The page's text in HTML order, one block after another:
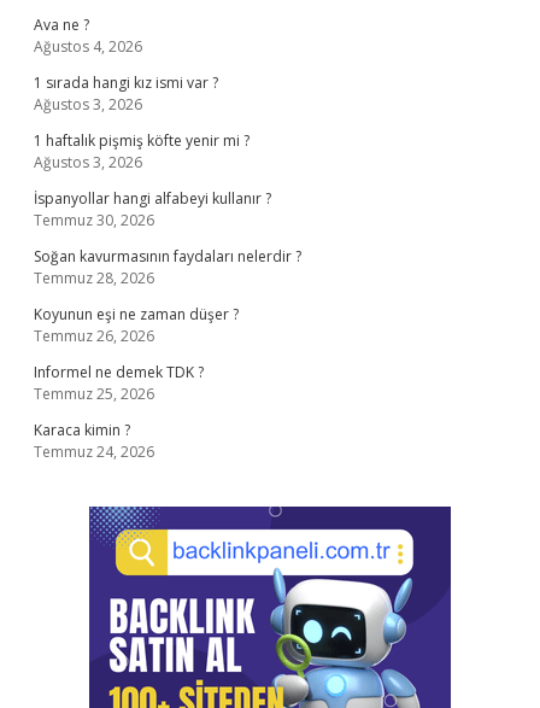
Ava ne ?
Ağustos 4, 2026
1 sırada hangi kız ismi var ?
Ağustos 3, 2026
1 haftalık pişmiş köfte yenir mi ?
Ağustos 3, 2026
İspanyollar hangi alfabeyi kullanır ?
Temmuz 30, 2026
Soğan kavurmasının faydaları nelerdir ?
Temmuz 28, 2026
Koyunun eşi ne zaman düşer ?
Temmuz 26, 2026
Informel ne demek TDK ?
Temmuz 25, 2026
Karaca kimin ?
Temmuz 24, 2026